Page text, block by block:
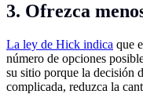
3. Ofrezca
La ley de Hick indica que
número de opciones
su sitio porque la decisión
complicada, reduzca la